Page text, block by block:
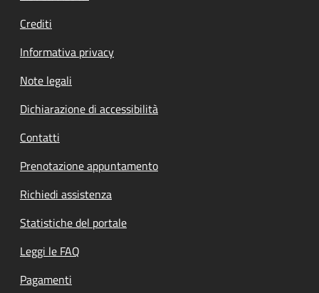
Crediti
Informativa privacy
Note legali
Dichiarazione di accessibilità
Contatti
Prenotazione appuntamento
Richiedi assistenza
Statistiche del portale
Leggi le FAQ
Pagamenti